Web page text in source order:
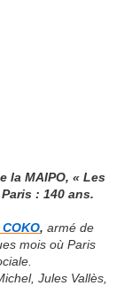
la MAIPO, « Les
: 140 ans.
, armé de
mois où Paris
Jules Vallès,